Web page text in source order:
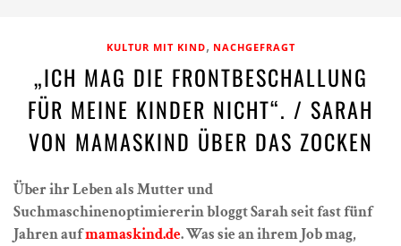
KULTUR MIT KIND, NACHGEFRAGT
„ICH MAG DIE FRONTBESCHALLUNG
FÜR MEINE KINDER NICHT“. / SARAH
VON MAMASKIND ÜBER DAS ZOCKEN
Über ihr Leben als Mutter und
Suchmaschinenoptimiererin bloggt Sarah seit fast fünf
Jahren aufmamaskind.de. Was sie an ihrem Job mag,